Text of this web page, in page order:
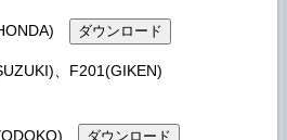
、F201(GIKEN)